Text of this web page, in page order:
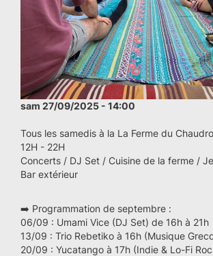
sam 27/09/2025 - 14:00
Tous les samedis à la La Ferme du
12H - 22H
Concerts / DJ Set / Cuisine de la ferme /
Bar extérieur
➡️ Programmation de septembre :
06/09 : Umami Vice (DJ Set) de 16h à 21h
13/09 : Trio Rebetiko à 16h (Musique
20/09 : Yucatango à 17h (Indie & Lo-Fi